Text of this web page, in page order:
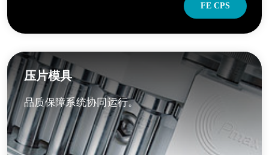
FE CPS
压片模具
品质保障系统协同运行。